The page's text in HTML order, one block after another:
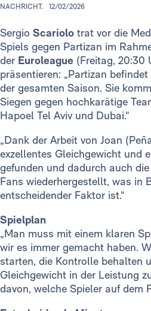
NACHRICHT. 12/02/2026
Sergio Scariolo trat vor die
Spiels gegen Partizan im
der Euroleague (Freitag, 20:30
präsentieren: „Partizan
der gesamten Saison. Sie
Siegen gegen hochkarätige
Hapoel Tel Aviv und Dubai.“
„Dank der Arbeit von Joan
exzellentes Gleichgewicht und
gefunden und dadurch auch
Fans wiederhergestellt, was in
entscheidender Faktor ist.“
Spielplan
„Man muss mit einem klaren
wir es immer gemacht haben.
starten, die Kontrolle behalten
Gleichgewicht in der Leistung
davon, welche Spieler auf dem